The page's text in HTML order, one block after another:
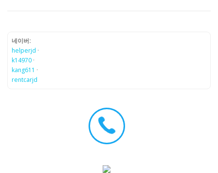
네이버:
helperjd ·
k14970 ·
kang611 ·
rentcarjd